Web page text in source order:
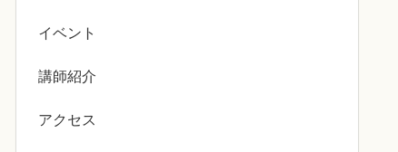
イベント
講師紹介
アクセス